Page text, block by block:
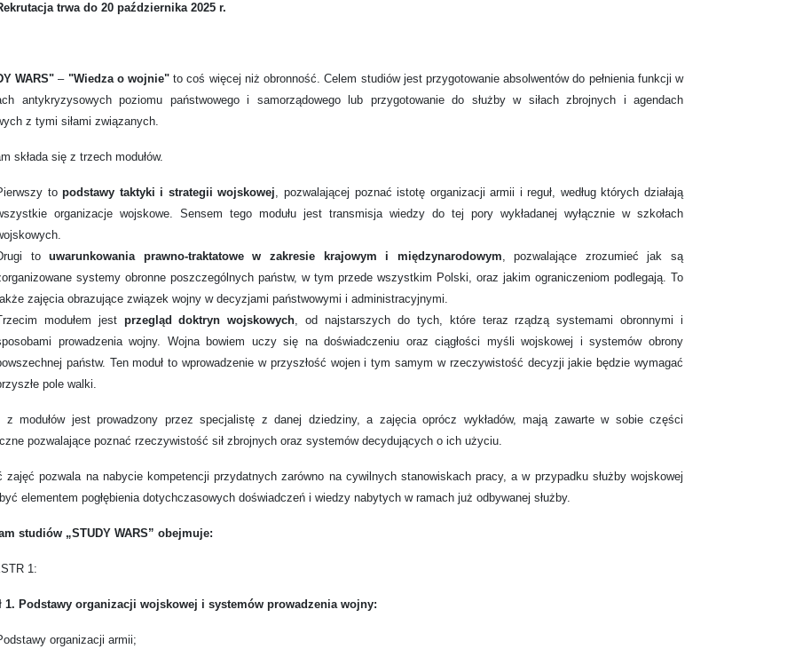
trwa do 20 października 2025 r.
WARS" – "Wiedza o wojnie" to coś więcej niż obronność. Celem studiów jest przygotowanie absolwentów do pełnienia funkcji w
antykryzysowych poziomu państwowego i samorządowego lub przygotowanie do służby w siłach zbrojnych i agendach
z tymi siłami związanych.
składa się z trzech modułów.
topodstawy taktyki i strategii wojskowej, pozwalającej poznać istotę organizacji armii i reguł, według których działają
organizacje wojskowe. Sensem tego modułu jest transmisja wiedzy do tej pory wykładanej wyłącznie w szkołach
touwarunkowania prawno-traktatowe w zakresie krajowym i międzynarodowym, pozwalające zrozumieć jak są
systemy obronne poszczególnych państw, w tym przede wszystkim Polski, oraz jakim ograniczeniom podlegają. To
zajęcia obrazujące związek wojny w decyzjami państwowymi i administracyjnymi.
modułem jest przegląd doktryn wojskowych, od najstarszych do tych, które teraz rządzą systemami obronnymi i
prowadzenia wojny. Wojna bowiem uczy się na doświadczeniu oraz ciągłości myśli wojskowej i systemów obrony
państw. Ten moduł to wprowadzenie w przyszłość wojen i tym samym w rzeczywistość decyzji jakie będzie wymagać
pole walki.
z modułów jest prowadzony przez specjalistę z danej dziedziny, a zajęcia oprócz wykładów, mają zawarte w sobie części
pozwalające poznać rzeczywistość sił zbrojnych oraz systemów decydujących o ich użyciu.
zajęć pozwala na nabycie kompetencji przydatnych zarówno na cywilnych stanowiskach pracy, a w przypadku służby wojskowej
elementem pogłębienia dotychczasowych doświadczeń i wiedzy nabytych w ramach już odbywanej służby.
studiów „STUDY WARS” obejmuje:
1:
1. Podstawy organizacji wojskowej i systemów prowadzenia wojny:
organizacji armii;